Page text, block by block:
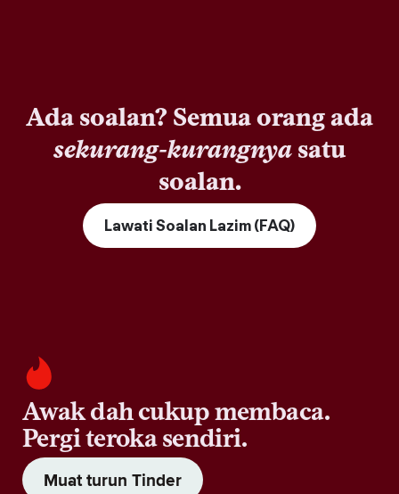
Ada soalan? Semua orang ada
sekurang-kurangnya satu
soalan.
Lawati Soalan Lazim (FAQ)
Awak dah cukup membaca.
Pergi teroka sendiri.
Muat turun Tinder